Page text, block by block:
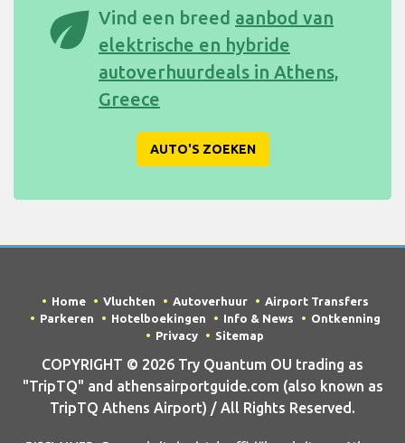
eco Vind een breed aanbod van
elektrische en hybride
autoverhuurdeals in Athens,
Greece
AUTO'S ZOEKEN
Home Vluchten Autoverhuur
Airport Transfers
Parkeren
Hotelboekingen Info & News
Ontkenning
Privacy
Sitemap
COPYRIGHT © 2026 Try Quantum OU trading as
"TripTQ" and athensairportguide.com (also known as
TripTQ Athens Airport) / All Rights Reserved.